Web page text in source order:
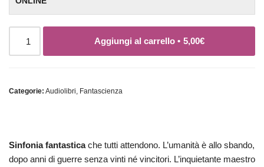
Aggiungi al carrello • 5,00€
Categorie: Audiolibri, Fantascienza
Sinfonia fantasticache tutti attendono. L’umanità è allo sbando,
dopo anni di guerre senza vinti né vincitori. L’inquietante maestro